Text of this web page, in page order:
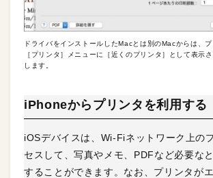
ドライバをインストールしたMacとは別のMacからは、
［プリンタ］メニューに［近くのプリンタ］として表示
します。
iPhoneからプリンタを利用する
iOSデバイスは、Wi-Fiネットワーク上の
セスして、写真やメモ、PDFなど必要な
することができます。なお、プリンタが